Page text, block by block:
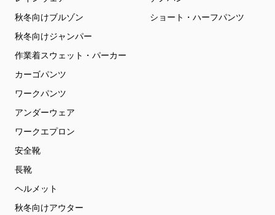
秋冬向けブルゾン
秋冬向けジャンパー
作業着スウェット・パーカー
カーゴパンツ
ワークパンツ
アンダーウェア
ワークエプロン
安全靴
長靴
ヘルメット
秋冬向けアウター
ショート・ハーフパンツ